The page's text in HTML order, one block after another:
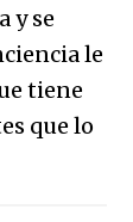
y se
le
tiene
que lo